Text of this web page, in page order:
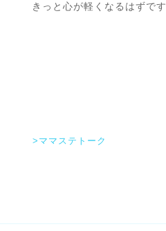
きっと心が軽くなるはずです
>ママステトーク